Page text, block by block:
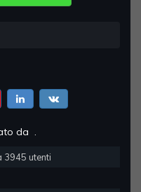
da .
3945 utenti